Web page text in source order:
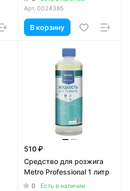
Арт. 0024385
В корзину
510 ₽
Средство для розжига
Metro Professional 1 литр
0
Есть в наличии